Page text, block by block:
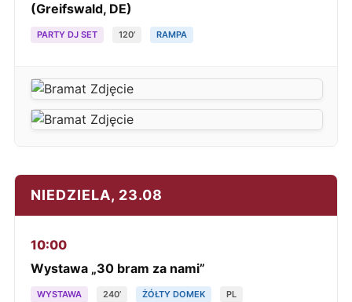
(Greifswald, DE)
PARTY DJ SET 120’ RAMPA
NIEDZIELA, 23.08
10:00
Wystawa „30 bram za nami”
WYSTAWA 240’ ŻÓŁTY DOMEK PL